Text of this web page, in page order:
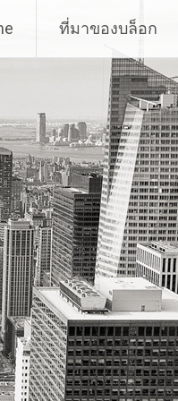
ที่มาของบล็อก